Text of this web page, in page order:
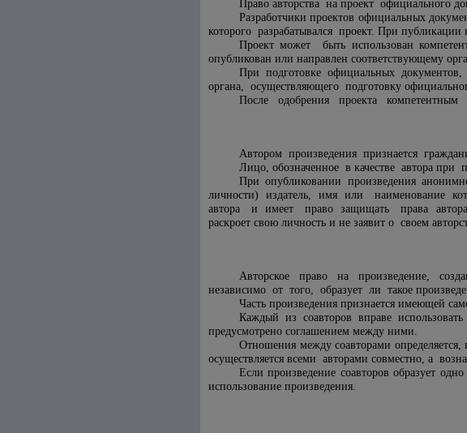
Право авторства на проект официального
Разработчики проектов официальных
которого разрабатывался проект. При публикации
Проект может быть использован
опубликован или направлен соответствующему
При подготовке официальных
органа, осуществляющего подготовку
После одобрения проекта компетентным
Автором произведения признается
Лицо, обозначенное в качестве автора при
При опубликовании произведения
личности) издатель, имя или наименование
автора и имеет право защищать права автора и
раскроет свою личность и не заявит о своем
Авторское право на произведение,
независимо от того, образует ли такое
Часть произведения признается имеющей
Каждый из соавторов вправе
предусмотрено соглашением между ними.
Отношения между соавторами
осуществляется всеми авторами совместно, а
Если произведение соавторов образует
использование произведения.